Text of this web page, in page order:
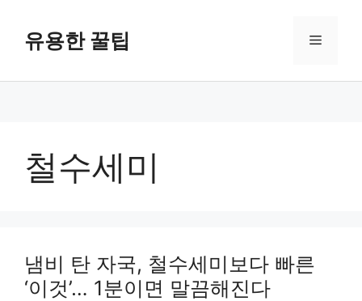
유용한 꿀팁 메
철수세미
냄비 탄 자국, 철수세미보다 빠른
‘이것’… 1분이면 말끔해진다